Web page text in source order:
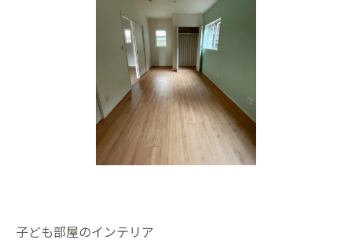
子ども部屋のインテリア